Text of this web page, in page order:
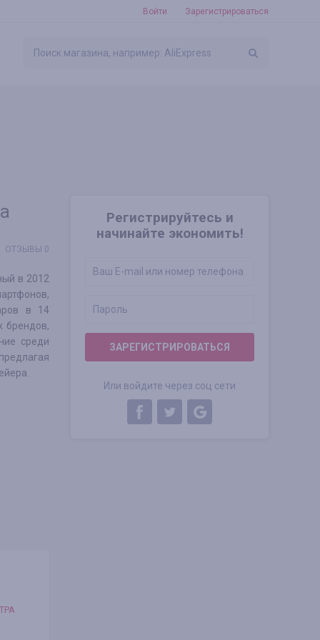
Войти Зарегистрироваться
Регистрируйтесь и
начинайте экономить!
ЗАРЕГИСТРИРОВАТЬСЯ
Или войдите через соц сети
ОТЗЫВЫ 0
в 2012
в 14
брендов,
среди